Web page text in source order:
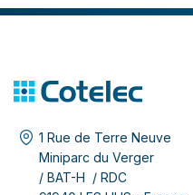
1 Rue de Terre Neuve
Miniparc du Verger
/ BAT-H / RDC